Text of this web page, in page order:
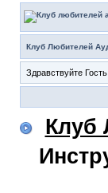
Клуб Любителей
Здравствуйте
Клуб